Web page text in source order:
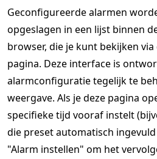
Geconfigureerde alarmen
opgeslagen in een lijst binnen
browser, die je kunt bekijken
pagina. Deze interface is
alarmconfiguratie tegelijk te
weergave. Als je deze pagina
specifieke tijd vooraf instelt
die preset automatisch
"Alarm instellen" om het